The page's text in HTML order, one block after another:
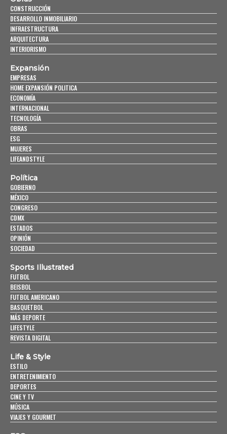
CONSTRUCCIÓN
DESARROLLO INMOBILIARIO
INFRAESTRUCTURA
ARQUITECTURA
INTERIORISMO
Expansión
EMPRESAS
HOME EXPANSIÓN POLITICA
ECONOMÍA
INTERNACIONAL
TECNOLOGÍA
OBRAS
ESG
MUJERES
LIFEANDSTYLE
Política
GOBIERNO
MÉXICO
CONGRESO
CDMX
ESTADOS
OPINIÓN
SOCIEDAD
Sports Illustrated
FUTBOL
BEISBOL
FUTBOL AMERICANO
BASQUETBOL
MÁS DEPORTE
LIFESTYLE
REVISTA DIGITAL
Life & Style
ESTILO
ENTRETENIMIENTO
DEPORTES
CINE Y TV
MÚSICA
VIAJES Y GOURMET